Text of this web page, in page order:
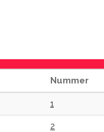
Nummer
1
2